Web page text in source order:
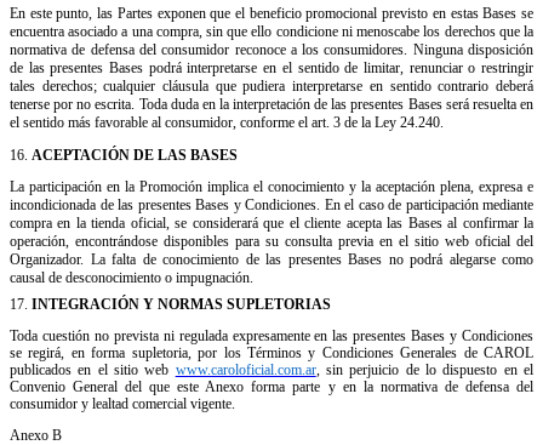
En este punto, las Partes exponen que el beneficio promocional previsto en estas Bases se
encuentra asociado a una compra, sin que ello condicione ni menoscabe los derechos que la
normativa de defensa del consumidor reconoce a los consumidores. Ninguna disposición
de las presentes Bases podrá interpretarse en el sentido de limitar, renunciar o restringir
tales derechos; cualquier cláusula que pudiera interpretarse en sentido contrario deberá
tenerse por no escrita. Toda duda en la interpretación de las presentes Bases será resuelta en
el sentido más favorable al consumidor, conforme el art. 3 de la Ley 24.240.
16. ACEPTACIÓN DE LAS BASES
La participación en la Promoción implica el conocimiento y la aceptación plena, expresa e
incondicionada de las presentes Bases y Condiciones. En el caso de participación mediante
compra en la tienda oficial, se considerará que el cliente acepta las Bases al confirmar la
operación, encontrándose disponibles para su consulta previa en el sitio web oficial del
Organizador. La falta de conocimiento de las presentes Bases no podrá alegarse como
causal de desconocimiento o impugnación.
17. INTEGRACIÓN Y NORMAS SUPLETORIAS
Toda cuestión no prevista ni regulada expresamente en las presentes Bases y Condiciones
se regirá, en forma supletoria, por los Términos y Condiciones Generales de CAROL
publicados en el sitio web www.caroloficial.com.ar, sin perjuicio de lo dispuesto en el
Convenio General del que este Anexo forma parte y en la normativa de defensa del
consumidor y lealtad comercial vigente.
Anexo B